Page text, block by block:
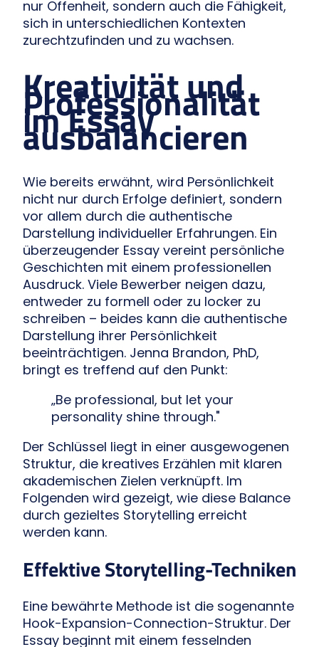
nur Offenheit, sondern auch die Fähigkeit,
sich in unterschiedlichen Kontexten
zurechtzufinden und zu wachsen.
Kreativität und
Professionalität
im Essay
ausbalancieren
Wie bereits erwähnt, wird Persönlichkeit
nicht nur durch Erfolge definiert, sondern
vor allem durch die authentische
Darstellung individueller Erfahrungen. Ein
überzeugender Essay vereint persönliche
Geschichten mit einem professionellen
Ausdruck. Viele Bewerber neigen dazu,
entweder zu formell oder zu locker zu
schreiben – beides kann die authentische
Darstellung ihrer Persönlichkeit
beeinträchtigen. Jenna Brandon, PhD,
bringt es treffend auf den Punkt:
„Be professional, but let your
personality shine through."
Der Schlüssel liegt in einer ausgewogenen
Struktur, die kreatives Erzählen mit klaren
akademischen Zielen verknüpft. Im
Folgenden wird gezeigt, wie diese Balance
durch gezieltes Storytelling erreicht
werden kann.
Effektive Storytelling-Techniken
Eine bewährte Methode ist die sogenannte
Hook-Expansion-Connection-Struktur. Der
Essay beginnt mit einem fesselnden